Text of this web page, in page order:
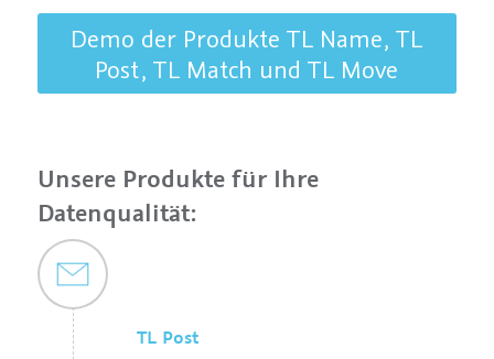
Demo der Produkte TL Name, TL
Post, TL Match und TL Move
Unsere Produkte für Ihre
Datenqualität:
TL Post